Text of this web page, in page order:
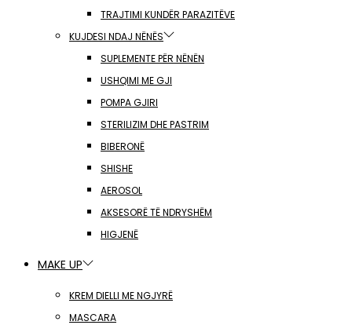
TRAJTIMI KUNDËR PARAZITËVE
KUJDESI NDAJ NËNËS
SUPLEMENTE PËR NËNËN
USHQIMI ME GJI
POMPA GJIRI
STERILIZIM DHE PASTRIM
BIBERONË
SHISHE
AEROSOL
AKSESORË TË NDRYSHËM
HIGJENË
MAKE UP
KREM DIELLI ME NGJYRË
MASCARA